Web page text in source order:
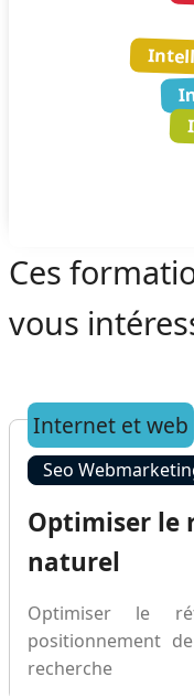
Ces
vous
Internet et web
Seo
Optimiser le
naturel
Optimiser le
positionnement
recherche